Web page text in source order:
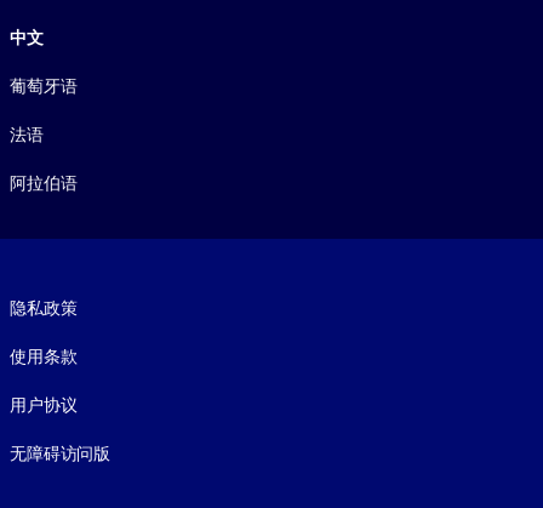
中文
葡萄牙语
法语
阿拉伯语
隐私政策
使用条款
用户协议
无障碍访问版